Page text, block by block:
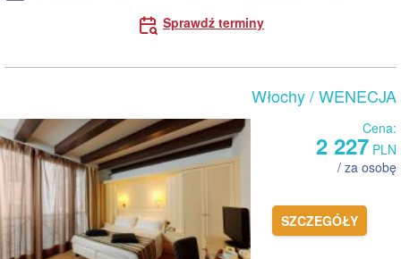
Sprawdź terminy
Włochy/ WENECJA
Cena:
2 227 PLN
/ za osobę
SZCZEGÓŁY